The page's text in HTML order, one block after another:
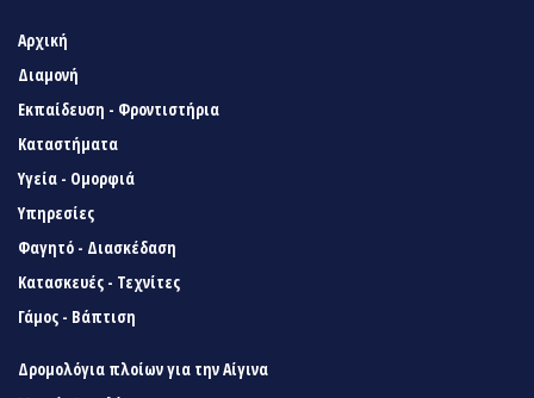
Αρχική
Διαμονή
Εκπαίδευση - Φροντιστήρια
Καταστήματα
Υγεία - Ομορφιά
Υπηρεσίες
Φαγητό - Διασκέδαση
Κατασκευές - Τεχνίτες
Γάμος - Βάπτιση
Δρομολόγια πλοίων για την Αίγινα